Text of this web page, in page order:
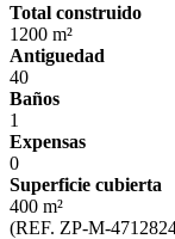
Total construido
1200 m²
Antiguedad
40
Baños
1
Expensas
0
Superficie cubierta
400 m²
(REF. ZP-M-